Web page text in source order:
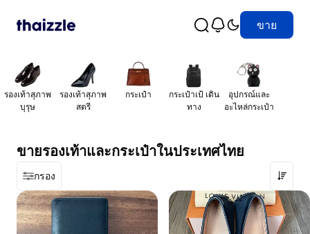
ขาย
รองเท้าสุภาพ
บุรุษ
รองเท้าสุภาพ
สตรี
กระเป๋า
กระเป๋าเป้ เดิน
ทาง
อุปกรณ์และ
อะไหล่กระเป๋า
ขายรองเท้าและกระเป๋าในประเทศไทย
กรอง